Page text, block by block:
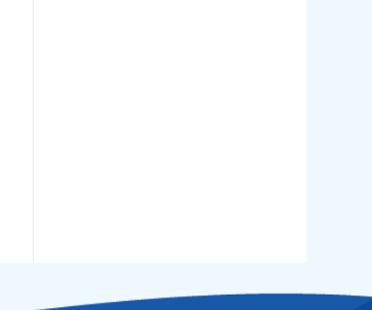
Thị trường Hàn Quốc